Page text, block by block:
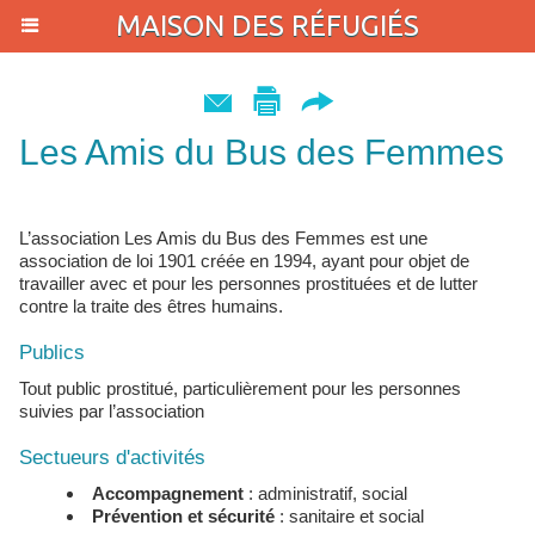
MAISON DES RÉFUGIÉS
Les Amis du Bus des Femmes
L’association Les Amis du Bus des Femmes est une
association de loi 1901 créée en 1994, ayant pour objet de
travailler avec et pour les personnes prostituées et de lutter
contre la traite des êtres humains.
Publics
Tout public prostitué, particulièrement pour les personnes
suivies par l’association
Sectueurs d'activités
Accompagnement : administratif, social
Prévention et sécurité : sanitaire et social